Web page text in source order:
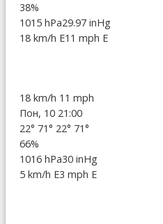
38%
1015 hPa29.97 inHg
18 km/h E11 mph E
18 km/h 11 mph
Пон, 10 21:00
22° 71° 22° 71°
66%
1016 hPa30 inHg
5 km/h E3 mph E